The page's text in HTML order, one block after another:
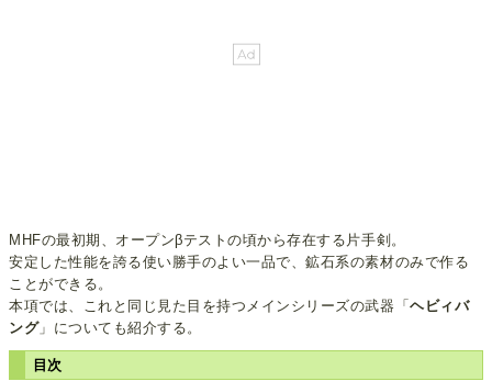
MHFの最初期、オープンβテストの頃から存在する片手剣。
安定した性能を誇る使い勝手のよい一品で、鉱石系の素材のみで作る
ことができる。
本項では、これと同じ見た目を持つメインシリーズの武器「ヘビィバ
ング」についても紹介する。
目次